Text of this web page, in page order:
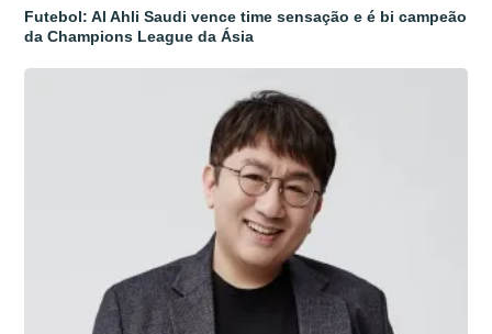
Futebol: Al Ahli Saudi vence time sensação e é bi campeão
da Champions League da Ásia